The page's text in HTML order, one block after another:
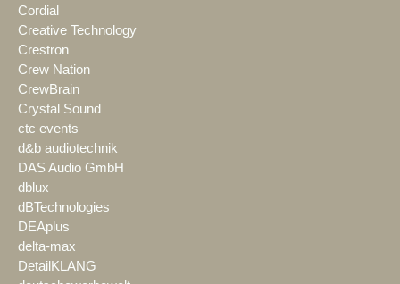
Cordial
Creative Technology
Crestron
Crew Nation
CrewBrain
Crystal Sound
ctc events
d&b audiotechnik
DAS Audio GmbH
dblux
dBTechnologies
DEAplus
delta-max
DetailKLANG